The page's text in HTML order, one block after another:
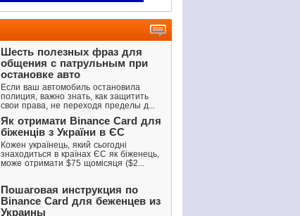
Шесть полезных фраз для
общения с патрульным при
остановке авто
Если ваш автомобиль остановила
полиция, важно знать, как защитить
свои права, не переходя пределы д...
Як отримати Binance Card для
біженців з України в ЄС
Кожен українець, який сьогодні
знаходиться в країнах ЄС як біженець,
може отримати $75 щомісяця ($2...
Пошаговая инструкция по
Binance Card для беженцев из
Украины